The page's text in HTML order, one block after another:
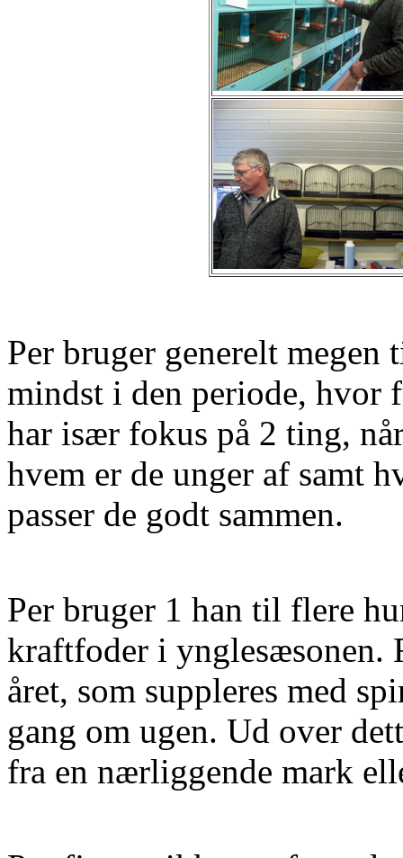
Per bruger generelt
mindst i den periode, hvor
har især fokus på 2 ting,
hvem er de unger af samt
passer de godt sammen.
Per bruger 1 han til flere
kraftfoder i ynglesæsonen.
året, som suppleres med
gang om ugen. Ud over
fra en nærliggende mark